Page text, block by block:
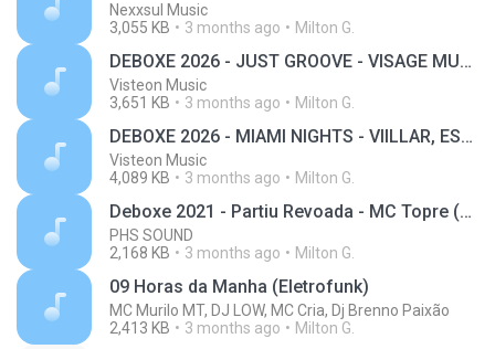
Nexxsul Music
3,055 KB
3 months ago Milton G.
DEBOXE 2026 - JUST GROOVE - VISAGE MUSIC - EP. [MUSICAS PARA DESANDE]
Visteon Music
3,651 KB
3 months ago Milton G.
DEBOXE 2026 - MIAMI NIGHTS - VIILLAR, ESMOHTS - [HOUSE MUSIC]
Visteon Music
4,089 KB
3 months ago Milton G.
Deboxe 2021 - Partiu Revoada - MC Topre (Dj Brenno Paixao)
PHS SOUND
2,168 KB
3 months ago Milton G.
09 Horas da Manha (Eletrofunk)
MC Murilo MT, DJ LOW, MC Cria, Dj Brenno Paixão
2,413 KB
3 months ago Milton G.